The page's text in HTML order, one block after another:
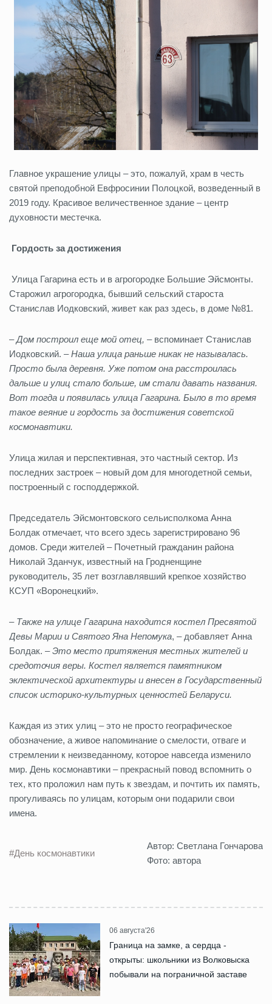
Главное украшение улицы – это, пожалуй, храм в честь
святой преподобной Евфросинии Полоцкой, возведенный в
2019 году. Красивое величественное здание – центр
духовности местечка.
Гордость за достижения
Улица Гагарина есть и в агрогородке Большие Эйсмонты.
Старожил агрогородка, бывший сельский староста
Станислав Иодковский, живет как раз здесь, в доме №81.
– Дом построил еще мой отец, – вспоминает Станислав
Иодковский. –Наша улица раньше никак не называлась.
Просто была деревня. Уже потом она расстроилась
дальше и улиц стало больше, им стали давать названия.
Вот тогда и появилась улица Гагарина. Было в то время
такое веяние и гордость за достижения советской
космонавтики.
Улица жилая и перспективная, это частный сектор. Из
последних застроек – новый дом для многодетной семьи,
построенный с господдержкой.
Председатель Эйсмонтовского сельисполкома Анна
Болдак отмечает, что всего здесь зарегистрировано 96
домов. Среди жителей – Почетный гражданин района
Николай Зданчук, известный на Гродненщине
руководитель, 35 лет возглавлявший крепкое хозяйство
КСУП «Воронецкий».
– Также на улице Гагарина находится костел Пресвятой
Девы Марии и Святого Яна Непомука, – добавляет Анна
Болдак. –Это место притяжения местных жителей и
средоточия веры. Костел является памятником
эклектической архитектуры и внесен в Государственный
список историко-культурных ценностей Беларуси.
Каждая из этих улиц – это не просто географическое
обозначение, а живое напоминание о смелости, отваге и
стремлении к неизведанному, которое навсегда изменило
мир. День космонавтики – прекрасный повод вспомнить о
тех, кто проложил нам путь к звездам, и почтить их память,
прогуливаясь по улицам, которым они подарили свои
имена.
#День космонавтики
Автор: Светлана Гончарова
Фото: автора
06 августа'26
Граница на замке, а сердца -
открыты: школьники из Волковыска
побывали на пограничной заставе